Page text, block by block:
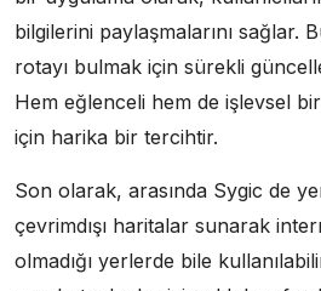
bilgilerini paylaşmalarını sağlar.
rotayı bulmak için sürekli
Hem eğlenceli hem de işlevsel
için harika bir tercihtir.
Son olarak, arasında Sygic de
çevrimdışı haritalar sunarak
olmadığı yerlerde bile